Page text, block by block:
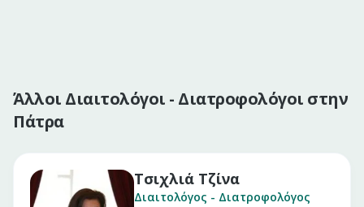
Άλλοι Διαιτολόγοι - Διατροφολόγοι στην
Πάτρα
Τσιχλιά Τζίνα
Διαιτολόγος - Διατροφολόγος